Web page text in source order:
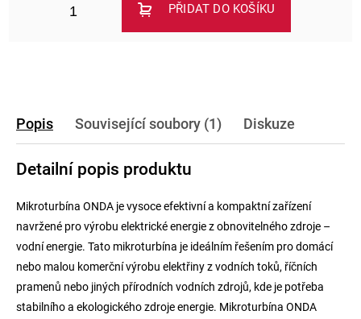
PŘIDAT DO KOŠÍKU
Popis Související soubory (1) Diskuze
Detailní popis produktu
Mikroturbína ONDA je vysoce efektivní a kompaktní zařízení
navržené pro výrobu elektrické energie z obnovitelného zdroje –
vodní energie. Tato mikroturbína je ideálním řešením pro domácí
nebo malou komerční výrobu elektřiny z vodních toků, říčních
pramenů nebo jiných přírodních vodních zdrojů, kde je potřeba
stabilního a ekologického zdroje energie. Mikroturbína ONDA